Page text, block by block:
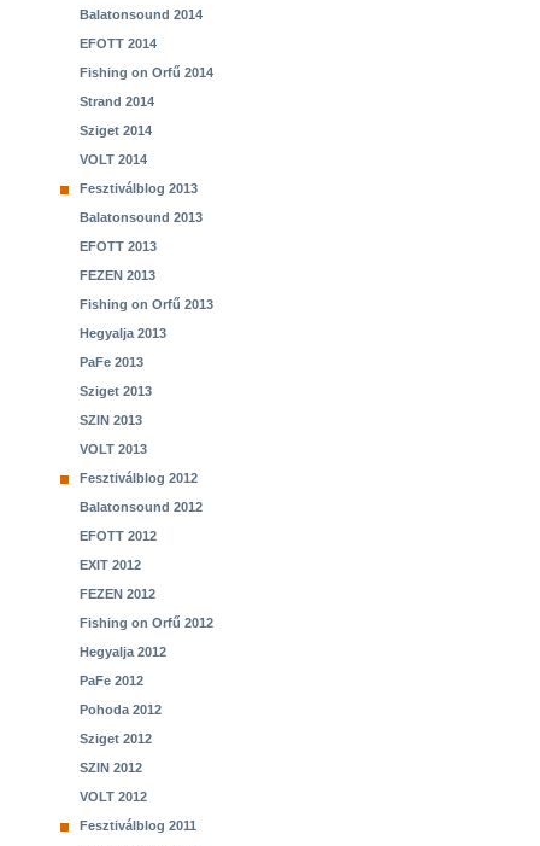
Balatonsound 2014
EFOTT 2014
Fishing on Orfű 2014
Strand 2014
Sziget 2014
VOLT 2014
Fesztiválblog 2013
Balatonsound 2013
EFOTT 2013
FEZEN 2013
Fishing on Orfű 2013
Hegyalja 2013
PaFe 2013
Sziget 2013
SZIN 2013
VOLT 2013
Fesztiválblog 2012
Balatonsound 2012
EFOTT 2012
EXIT 2012
FEZEN 2012
Fishing on Orfű 2012
Hegyalja 2012
PaFe 2012
Pohoda 2012
Sziget 2012
SZIN 2012
VOLT 2012
Fesztiválblog 2011